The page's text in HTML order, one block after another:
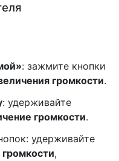
: зажмите кнопки
громкости.
: удерживайте
громкости.
удерживайте
,